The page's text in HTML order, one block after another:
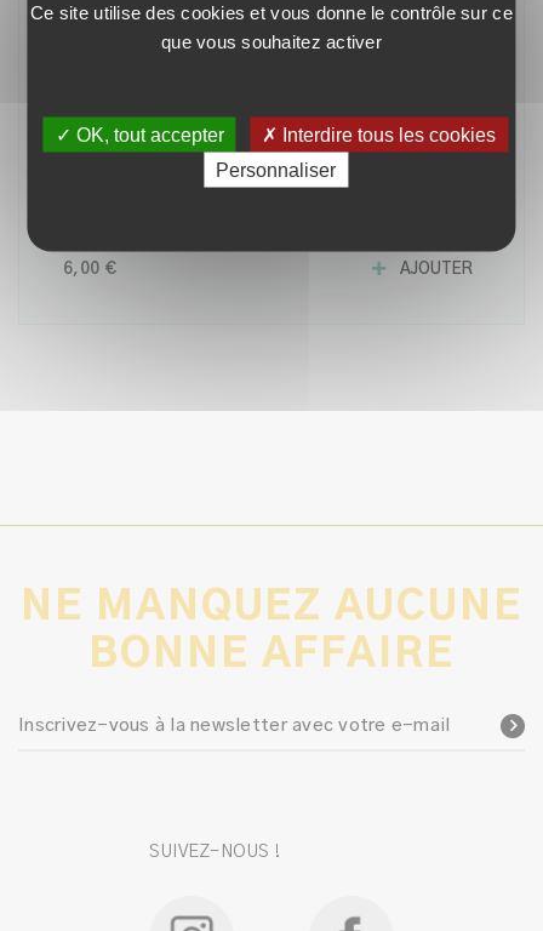
6,00 € AJOUTER
NE MANQUEZ AUCUNE
BONNE AFFAIRE
Inscrivez-vous à la newsletter avec votre e-mail
SUIVEZ-NOUS !
Ce site utilise des cookies et vous donne le contrôle sur ce
que vous souhaitez activer
✓ OK, tout accepter
✗ Interdire tous les cookies
Personnaliser